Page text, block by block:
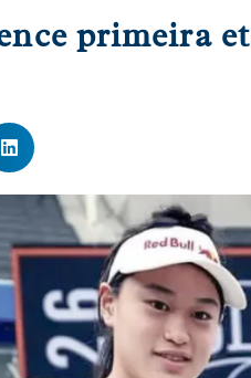
primeira